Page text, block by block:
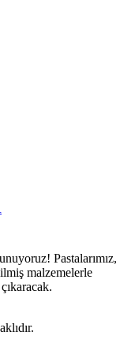
Pastalarımız,
malzemelerle